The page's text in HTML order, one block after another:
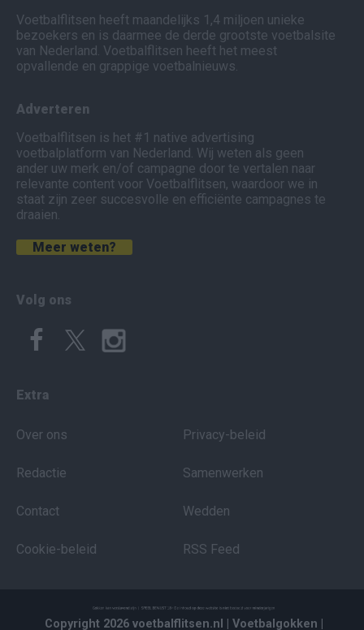
Voetbalflitsen heeft maandelijks 1,4 miljoen unieke
bezoekers en is daarmee de derde grootste voetbalsite
van Nederland. Voetbalflitsen heeft het meest
opvallende en grappige voetbalnieuws.
Adverteren
Voetbalflitsen is het #1 native advertising
voetbalplatform van Nederland. Wij weten als geen
ander uw merk en/of campagne door te vertalen naar
relevante content voor Voetbalflitsen, waardoor we in
staat zijn zeer succesvolle en efficiënte campagnes te
draaien.
Meer weten?
Volg ons
Extra
Over ons
Redactie
Contact
Cookie-beleid
Privacy-beleid
Samenwerken
Wedden
RSS Feed
Copyright 2026 voetbalflitsen.nl | Voetbalgokken